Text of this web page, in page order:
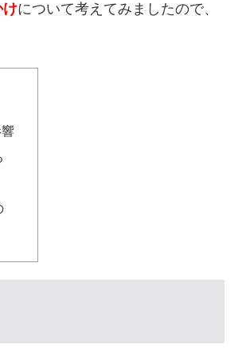
けについて考えてみましたので、